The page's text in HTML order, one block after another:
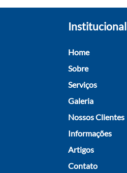
Institucional
Home
Sobre
Serviços
Galeria
Nossos Clientes
Informações
Artigos
Contato